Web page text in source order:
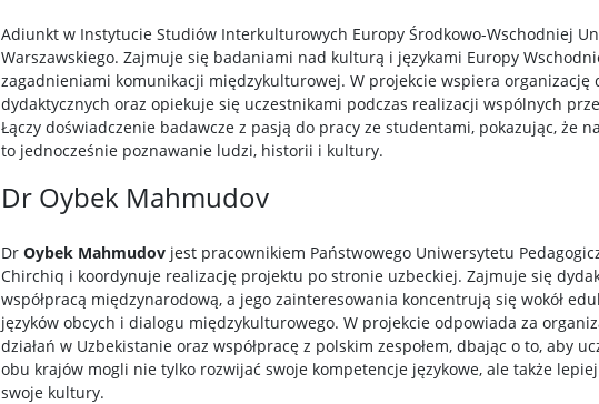
Adiunkt w Instytucie Studiów Interkulturowych Europy Środkowo-Wschodniej
Warszawskiego. Zajmuje się badaniami nad kulturą i językami Europy
zagadnieniami komunikacji międzykulturowej. W projekcie wspiera organizację
dydaktycznych oraz opiekuje się uczestnikami podczas realizacji wspólnych
Łączy doświadczenie badawcze z pasją do pracy ze studentami, pokazując, że
to jednocześnie poznawanie ludzi, historii i kultury.
Dr Oybek Mahmudov
Dr Oybek Mahmudovjest pracownikiem Państwowego Uniwersytetu
Chirchiq i koordynuje realizację projektu po stronie uzbeckiej. Zajmuje się
współpracą międzynarodową, a jego zainteresowania koncentrują się wokół
języków obcych i dialogu międzykulturowego. W projekcie odpowiada za
działań w Uzbekistanie oraz współpracę z polskim zespołem, dbając o to, aby
obu krajów mogli nie tylko rozwijać swoje kompetencje językowe, ale także
swoje kultury.